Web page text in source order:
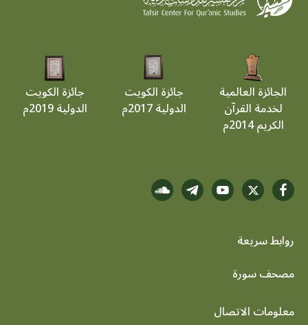
الجائزة العالمية
لخدمة القرآن
الكريم 2014م
جائزة الكويت
الدولية 2017م
جائزة الكويت
الدولية 2019م
روابط سريعة
footer menu
مصحف سورة
معلومات الاتصال